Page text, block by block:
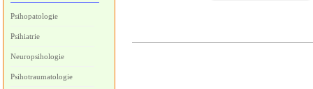
Psihopatologie
Psihiatrie
Neuropsihologie
Psihotraumatologie